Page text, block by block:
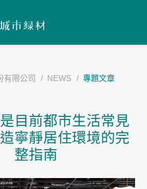
有限公司 NEWS 專題文章
目前都市生活常見
寧靜居住環境的完
整指南